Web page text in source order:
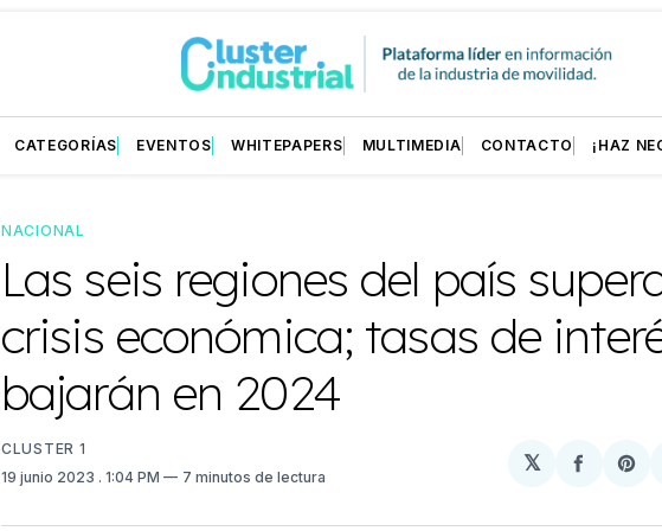
CATEGORÍAS EVENTOS WHITEPAPERS MULTIMEDIA CONTACTO ¡HAZ
NACIONAL
Las seis regiones del país
crisis económica; tasas de
bajarán en 2024
CLUSTER 1
19 junio 2023 . 1:04 PM 7 minutos de lectura
𝕏